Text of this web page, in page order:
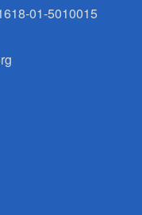
01-5010015